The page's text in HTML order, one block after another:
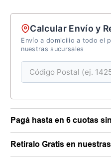
Calcular Envío y
Envío a domicilio a todo el
nuestras sucursales
Pagá hasta en 6 cuotas
Retiralo Gratis en